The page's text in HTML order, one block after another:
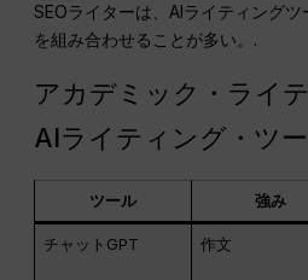
SEOライターは、AIライティング
を組み合わせることが多い。.
アカデミック・ライ
AIライティング・ツ
ツール 強み
チャットGPT 作文